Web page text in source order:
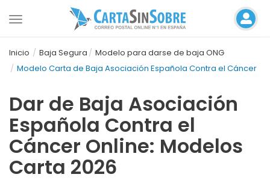
Toggle
Inicio Baja Segura
Modelo para darse de baja ONG
Modelo Carta de Baja Asociación Española Contra el Cáncer
Dar de Baja Asociación
Española Contra el
Cáncer Online: Modelos
Carta 2026